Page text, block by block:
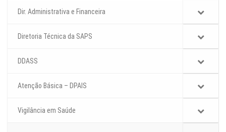
Dir. Administrativa e Financeira
Diretoria Técnica da SAPS
DDASS
Atenção Básica – DPAIS
Vigilância em Saúde